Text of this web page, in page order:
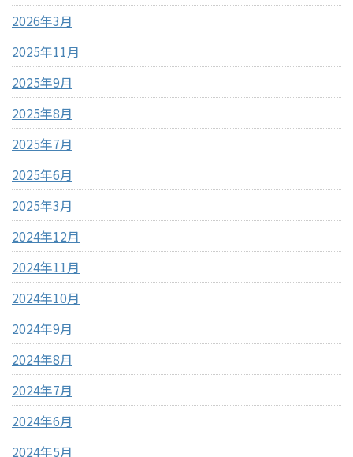
2026年3月
2025年11月
2025年9月
2025年8月
2025年7月
2025年6月
2025年3月
2024年12月
2024年11月
2024年10月
2024年9月
2024年8月
2024年7月
2024年6月
2024年5月